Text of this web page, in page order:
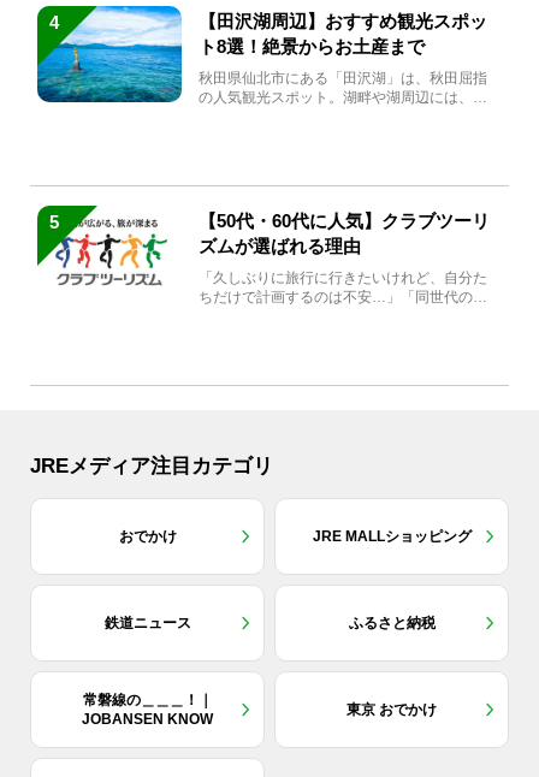
4
【田沢湖周辺】おすすめ観光スポッ
ト8選！絶景からお土産まで
秋田県仙北市にある「田沢湖」は、秋田屈指
の人気観光スポット。湖畔や湖周辺には、田
5
【50代・60代に人気】クラブツーリ
ズムが選ばれる理由
「久しぶりに旅行に行きたいけれど、自分た
ちだけで計画するのは不安…」「同世代の方
JREメディア注目カテゴリ
おでかけ JRE MALLショッピング
鉄道ニュース ふるさと納税
常磐線の＿＿＿！｜
JOBANSEN KNOW
東京 おでかけ